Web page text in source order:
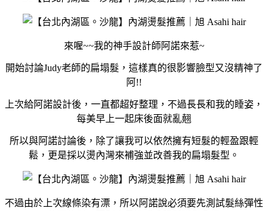
來喔~~我的神手設計師阿諾來惹~
開始討論Judy老師的扁塌髮，這樣真的很影響臉型又沒精神了
阿!!
上次給阿諾設計後，一直都超好整理，不過長長和我的睡姿，
每美早上一起床後面就亂翹
所以與阿諾討論後，除了讓我可以依然擁有短髮的輕盈跟輕
鬆，更是採以燙內灣來補強並改善我的扁塌髮型。
不過由於上次線條染有漂，所以阿諾說必須要先測試髮絲彈性